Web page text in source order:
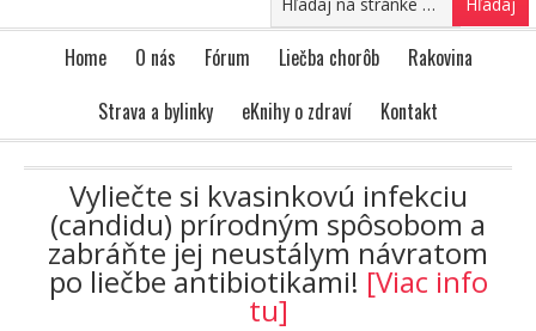
Home O nás Fórum Liečba chorôb
Rakovina
Strava a bylinky
eKnihy o zdraví Kontakt
Vyliečte si kvasinkovú infekciu
(candidu) prírodným spôsobom a
zabráňte jej neustálym návratom
po liečbe antibiotikami! [Viac info
tu]